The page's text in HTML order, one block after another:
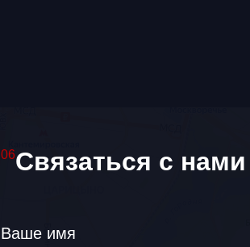
06Связаться с нами
Ваше имя